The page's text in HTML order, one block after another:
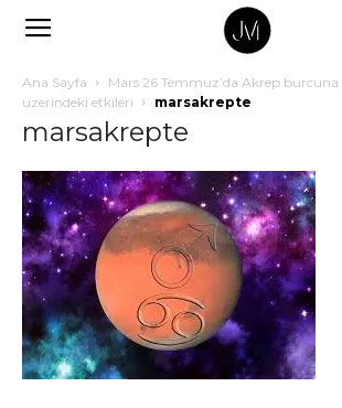
Ana Sayfa
Mars 26 Temmuz’da Akrep
üzerindeki etkileri
marsakrepte
marsakrepte